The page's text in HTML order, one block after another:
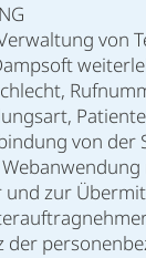
von
von
zur